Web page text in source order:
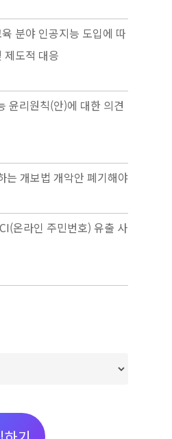
분야 인공지능 도입에 따
제도적 대응
윤리원칙(안)에 대한 의견
는 개보법 개악안 폐기해야
온라인 주민번호) 유출 사